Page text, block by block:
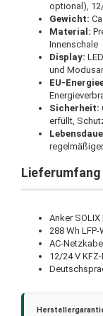
optional),
Gewicht:
Material:
Innenschale
Display:
und
EU-
Sicherheit:
erfüllt,
Lieferumfang
Anker
288 Wh
AC-Netzkabel
12/24 V